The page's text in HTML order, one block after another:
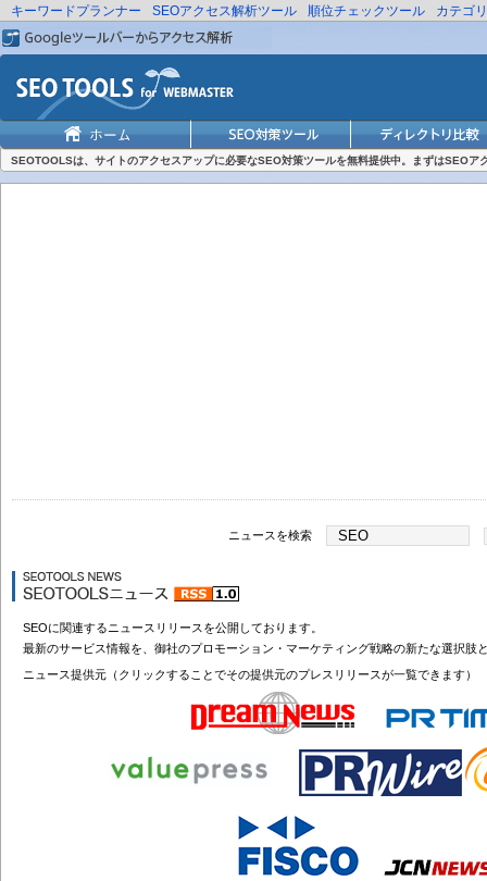
キーワードプランナー SEOアクセス解析ツール 順位チェックツール カテゴ
SEOTOOLSは、サイトのアクセスアップに必要なSEO対策ツールを無料提供中。まずはSEOア
ニュースを検索
SEOに関連するニュースリリースを公開しております。
最新のサービス情報を、御社のプロモーション・マーケティング戦略の新たな選択肢
ニュース提供元（クリックすることでその提供元のプレスリリースが一覧できます）